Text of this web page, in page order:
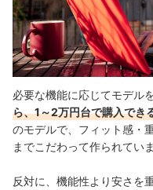
必要な機能に応じてモデル
ら、1～2万円台で購入でき
のモデルで、フィット感・
までこだわって作られていま
反対に、機能性より安さを